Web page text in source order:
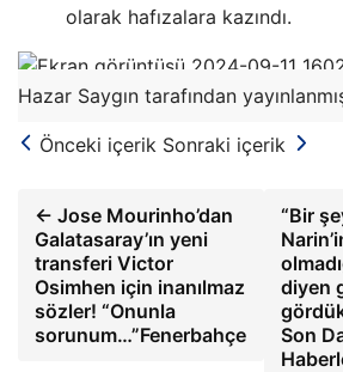
olarak hafızalara kazındı.
Hazar Saygın tarafından
Önceki içerik Sonraki içerik
← Jose Mourinho’dan
Galatasaray’ın yeni
transferi Victor
Osimhen için inanılmaz
sözler! “Onunla
sorunum…”Fenerbahçe
“Bir
diyen
Son